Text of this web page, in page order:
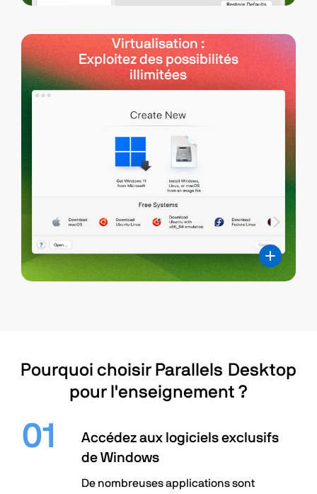
Virtualisation :
Exploitez des possibilités
illimitées
Pourquoi choisir Parallels Desktop
pour l'enseignement ?
Accédez aux logiciels exclusifs
de Windows
De nombreuses applications sont